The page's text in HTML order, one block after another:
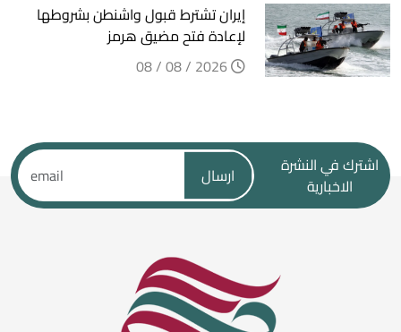
إيران تشترط قبول واشنطن بشروطها
لإعادة فتح مضيق هرمز
اشترك في النشرة
الاخبارية
ارسال